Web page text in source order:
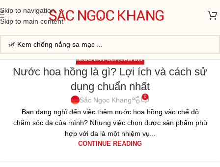
Skip to navigation
Skip to main content
20
BLOG LÀM ĐẸP,LÀM ĐẸP
Nước hoa hồng là gì? Lợi ích và cách sử
dụng chuẩn nhất
Sắc Ngọc Khang 0
Bạn đang nghĩ đến việc thêm nước hoa hồng vào chế độ
chăm sóc da của mình? Nhưng việc chọn được sản phẩm phù
hợp với da là một nhiệm vụ...
CONTINUE READING